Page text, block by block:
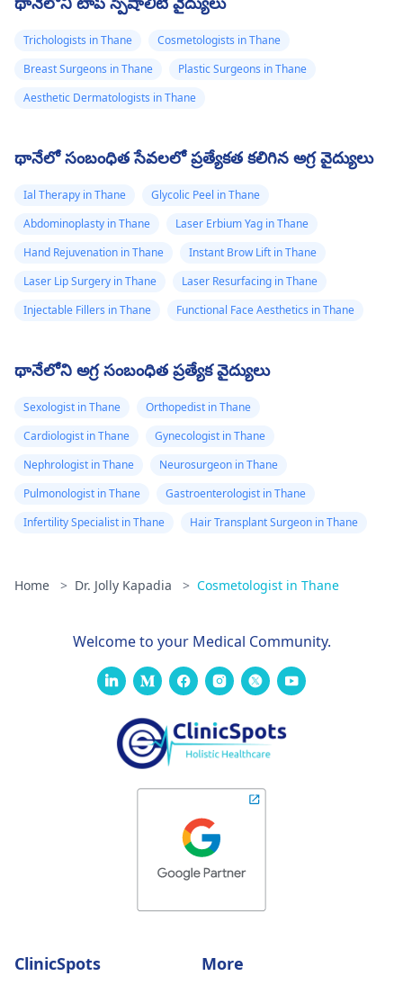
Trichologists in Thane
Cosmetologists in Thane
Breast Surgeons in Thane
Plastic Surgeons in Thane
Aesthetic Dermatologists in Thane
థానేలో సంబంధిత సేవలలో ప్రత్యేకత కలిగిన అగ్ర వైద్యులు
Ial Therapy in Thane
Glycolic Peel in Thane
Abdominoplasty in Thane
Laser Erbium Yag in Thane
Hand Rejuvenation in Thane
Instant Brow Lift in Thane
Laser Lip Surgery in Thane
Laser Resurfacing in Thane
Injectable Fillers in Thane
Functional Face Aesthetics in Thane
థానేలోని అగ్ర సంబంధిత ప్రత్యేక వైద్యులు
Sexologist in Thane
Orthopedist in Thane
Cardiologist in Thane
Gynecologist in Thane
Nephrologist in Thane
Neurosurgeon in Thane
Pulmonologist in Thane
Gastroenterologist in Thane
Infertility Specialist in Thane
Hair Transplant Surgeon in Thane
Home > Dr. Jolly Kapadia > Cosmetologist in Thane
Welcome to your Medical Community.
ClinicSpots More